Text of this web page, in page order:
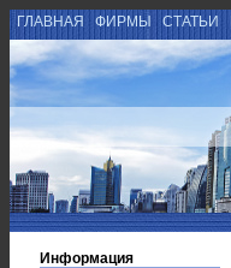
ГЛАВНАЯ ФИРМЫ СТАТЬИ
Информация